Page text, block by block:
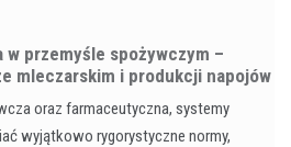
przemyśle spożywczym –
mleczarskim i produkcji napojów
oraz farmaceutyczna, systemy
wyjątkowo rygorystyczne normy,